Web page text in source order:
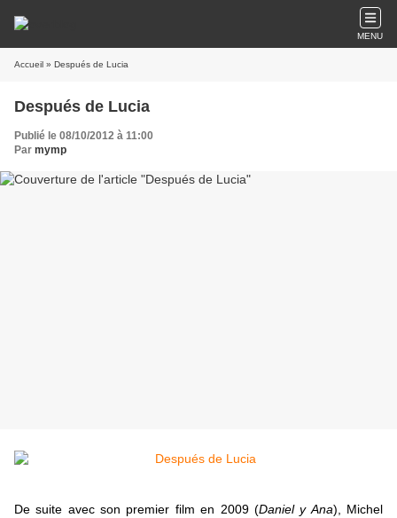
MENU
Accueil » Después de Lucia
Después de Lucia
Publié le 08/10/2012 à 11:00
Par mymp
De suite avec son premier film en 2009 (Daniel y Ana), Michel